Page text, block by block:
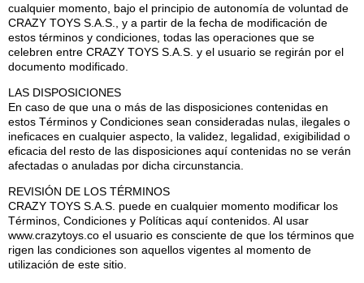
cualquier momento, bajo el principio de autonomía de voluntad de
CRAZY TOYS S.A.S., y a partir de la fecha de modificación de
estos términos y condiciones, todas las operaciones que se
celebren entre CRAZY TOYS S.A.S. y el usuario se regirán por el
documento modificado.
LAS DISPOSICIONES
En caso de que una o más de las disposiciones contenidas en
estos Términos y Condiciones sean consideradas nulas, ilegales o
ineficaces en cualquier aspecto, la validez, legalidad, exigibilidad o
eficacia del resto de las disposiciones aquí contenidas no se verán
afectadas o anuladas por dicha circunstancia.
REVISIÓN DE LOS TÉRMINOS
CRAZY TOYS S.A.S. puede en cualquier momento modificar los
Términos, Condiciones y Políticas aquí contenidos. Al usar
www.crazytoys.co el usuario es consciente de que los términos que
rigen las condiciones son aquellos vigentes al momento de
utilización de este sitio.